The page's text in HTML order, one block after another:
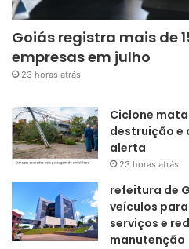
Goiás registra mais de
empresas em julho
23 horas atrás
Ciclone mata
destruição e
alerta
23 horas atrás
refeitura de
veículos
serviços e
manutenção